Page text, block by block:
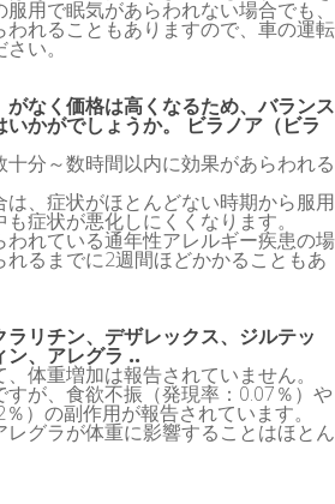
用で眠気があらわれない場合でも、
れることもありますので、車の運転
い。
なく価格は高くなるため、バランス
かがでしょうか。 ビラノア（ビラ
分～数時間以内に効果があらわれる
、症状がほとんどない時期から服用
症状が悪化しにくくなります。
れている通年性アレルギー疾患の場
るまでに2週間ほどかかることもあ
リチン、デザレックス、ジルテッ
ン、アレグラ ..
体重増加は報告されていません。
が、食欲不振（発現率：0.07％）や
）の副作用が報告されています。
レグラが体重に影響することはほとん